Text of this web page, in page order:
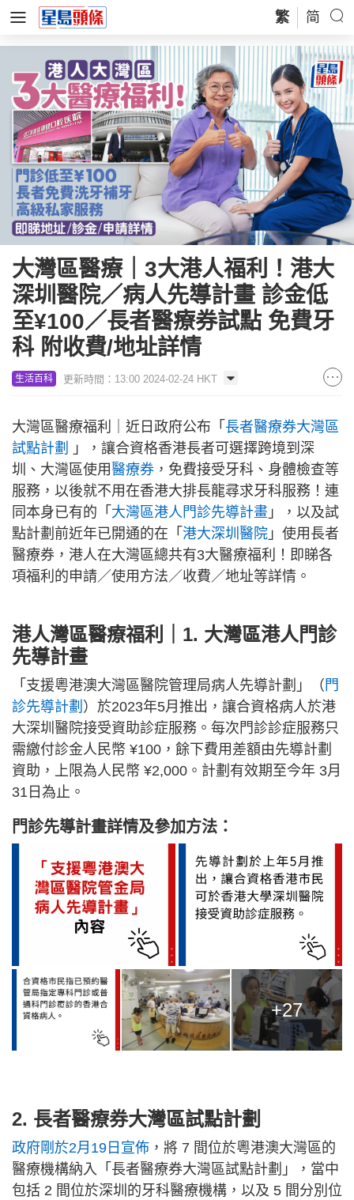
繁 简
大灣區醫療｜3大港人福利！港大
深圳醫院／病人先導計畫 診金低
至¥100／長者醫療券試點 免費牙
科 附收費/地址詳情
生活百科 更新時間：13:00 2024-02-24 HKT
大灣區醫療福利｜近日政府公布「 長者醫療券大灣區
試點計劃
」，讓合資格香港長者可選擇跨境到深
圳、大灣區使用醫療券 ，免費接受牙科、身體檢查等
服務，以後就不用在香港大排長龍尋求牙科服務！連
同本身已有的「 大灣區港人門診先導計畫 」，以及試
點計劃前近年已開通的在「 港大深圳醫院 」使用長者
醫療券，港人在大灣區總共有3大醫療福利！即睇各
項福利的申請／使用方法／收費／地址等詳情。
港人灣區醫療福利｜1. 大灣區港人門診
先導計畫
「支援粵港澳大灣區醫院管理局病人先導計劃」（ 門
診先導計劃 ）於2023年5月推出，讓合資格病人於港
大深圳醫院接受資助診症服務。每次門診診症服務只
需繳付診金人民幣 ¥100，餘下費用差額由先導計劃
資助，上限為人民幣 ¥2,000。計劃有效期至今年 3月
31日為止。
門診先導計畫詳情及參加方法：
+27
2. 長者醫療券大灣區試點計劃
政府剛於2月19日宣佈 ，將 7 間位於粵港澳大灣區的
醫療機構納入「長者醫療券大灣區試點計劃」，當中
包括 2 間位於深圳的牙科醫療機構，以及 5 間分別位